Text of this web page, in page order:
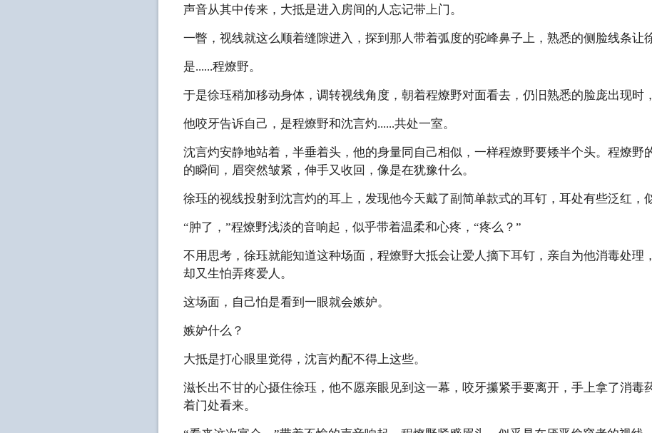
声音从其中传来，大抵是进入房间的人忘记带上门。
一瞥，视线就这么顺着缝隙进入，探到那人带着弧度的驼峰鼻子上，熟悉的侧脸线条让
是......程燎野。
于是徐珏稍加移动身体，调转视线角度，朝着程燎野对面看去，仍旧熟悉的脸庞出现时
他咬牙告诉自己，是程燎野和沈言灼......共处一室。
沈言灼安静地站着，半垂着头，他的身量同自己相似，一样程燎野要矮半个头。程燎野
的瞬间，眉突然皱紧，伸手又收回，像是在犹豫什么。
徐珏的视线投射到沈言灼的耳上，发现他今天戴了副简单款式的耳钉，耳处有些泛红，
“肿了，”程燎野浅淡的音响起，似乎带着温柔和心疼，“疼么？”
不用思考，徐珏就能知道这种场面，程燎野大抵会让爱人摘下耳钉，亲自为他消毒处理
却又生怕弄疼爱人。
这场面，自己怕是看到一眼就会嫉妒。
嫉妒什么？
大抵是打心眼里觉得，沈言灼配不得上这些。
滋长出不甘的心摄住徐珏，他不愿亲眼见到这一幕，咬牙攥紧手要离开，手上拿了消毒
着门处看来。